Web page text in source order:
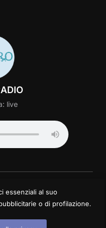
live
| Impresa Sociale
26100 Cremona
essenziali al suo
o di profilazione.